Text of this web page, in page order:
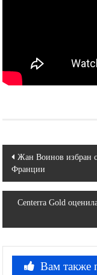
Навигация
по
записям
Жан Воинов избран
Франции
Centerra Gold
Вам также